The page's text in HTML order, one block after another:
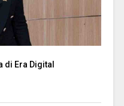
di Era Digital